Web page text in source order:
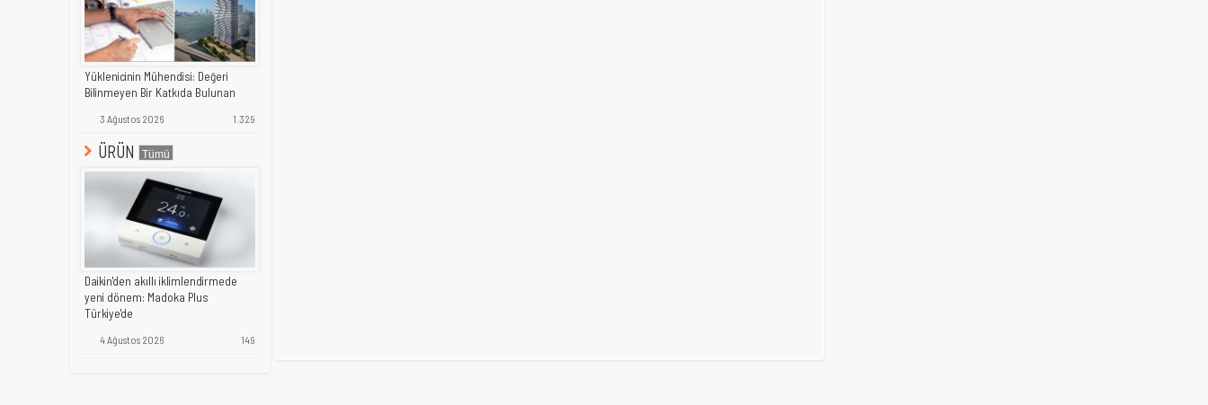
Yüklenicinin Mühendisi: Değeri
Bilinmeyen Bir Katkıda Bulunan
3 Ağustos 2026 1.329
ÜRÜN
Daikin'den akıllı iklimlendirmede
yeni dönem: Madoka Plus
Türkiye'de
4 Ağustos 2026 149